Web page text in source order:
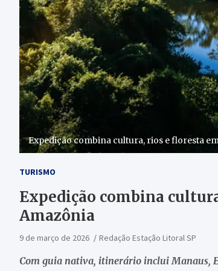
Expedição combina cultura, rios e floresta
TURISMO
Expedição combina
Amazônia
9 de março de 2026 Redação Estação Litoral SP
Com guia nativa, itinerário inclui Manaus,